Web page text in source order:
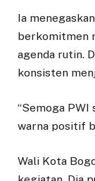
Ia
berkomitmen
agenda rutin.
konsisten
“Semoga PWI
warna positif
Wali Kota